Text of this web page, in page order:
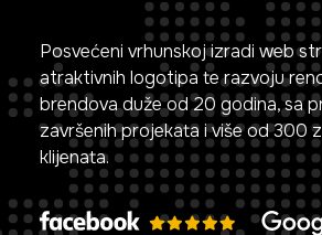
Posvećeni vrhunskoj izradi web
atraktivnih logotipa te razvoju
brendova duže od 20 godina, sa
završenih projekata i više od 300
klijenata.